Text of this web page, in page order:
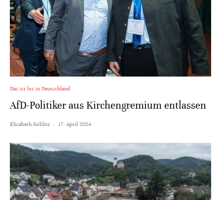
Das ist los in Deutschland
AfD-Politiker aus Kirchengremium entlassen
Elisabeth Koblitz · 17. April 2024